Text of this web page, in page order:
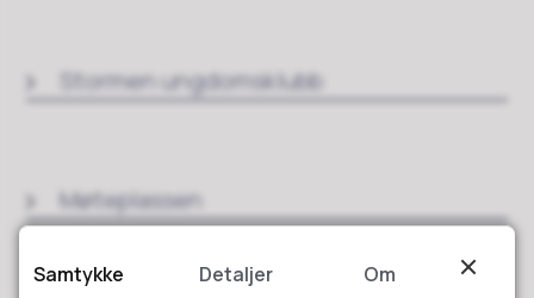
Stormen ungdomsklubb
Møteplassen
Samtykke Detaljer
Om